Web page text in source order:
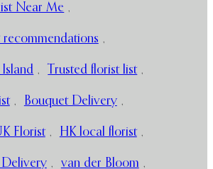
Near Me ,
recommendations ,
, Trusted florist list ,
, Bouquet Delivery ,
Florist , HK local florist ,
Delivery , van der Bloom ,